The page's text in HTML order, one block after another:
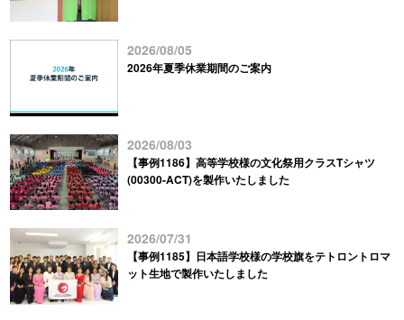
2026/08/05
2026年夏季休業期間のご案内
2026/08/03
【事例1186】高等学校様の文化祭用クラスTシャツ
(00300-ACT)を製作いたしました
2026/07/31
【事例1185】日本語学校様の学校旗をテトロントロマ
ット生地で製作いたしました